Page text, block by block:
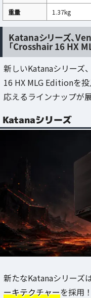
重量 1.37kg
Katanaシリーズ、
「Crosshair 16 HX
新しいKatanaシリーズ
16 HX MLG Editionを
応えるラインナップが
Katanaシリーズ
新たなKatanaシリーズは
ーキテクチャーを採用！